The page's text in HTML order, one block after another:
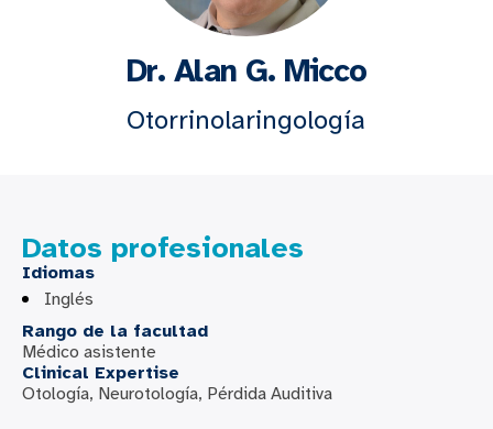
Dr. Alan G. Micco
Otorrinolaringología
Datos profesionales
Idiomas
Inglés
Rango de la facultad
Médico asistente
Clinical Expertise
Otología, Neurotología, Pérdida Auditiva